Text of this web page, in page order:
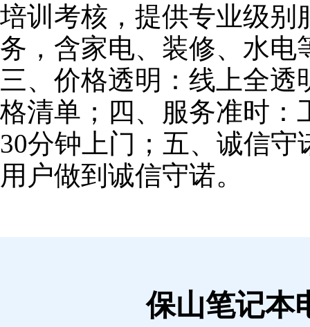
培训考核，提供专业级别
务，含家电、装修、水电
三、价格透明：线上全
格清单；四、服务准时：
30分钟上门；五、诚信
用户做到诚信守诺。
保山笔记本